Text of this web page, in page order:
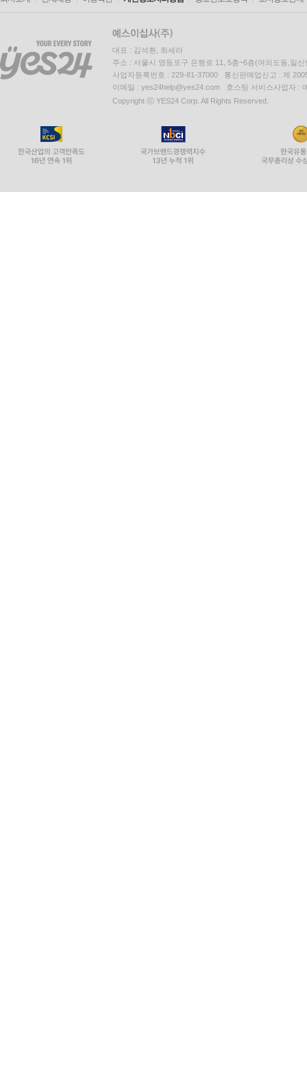
대표 : 김석환, 최세라
주소 : 서울시 영등포구 은행로 11, 5층~6층(여의도동,일신
사업자등록번호 : 229-81-37000 통신판매업신고 : 제
이메일 : yes24help@yes24.com 호스팅 서비스사업자 :
Copyright ⓒ YES24 Corp. All Rights Reserved.